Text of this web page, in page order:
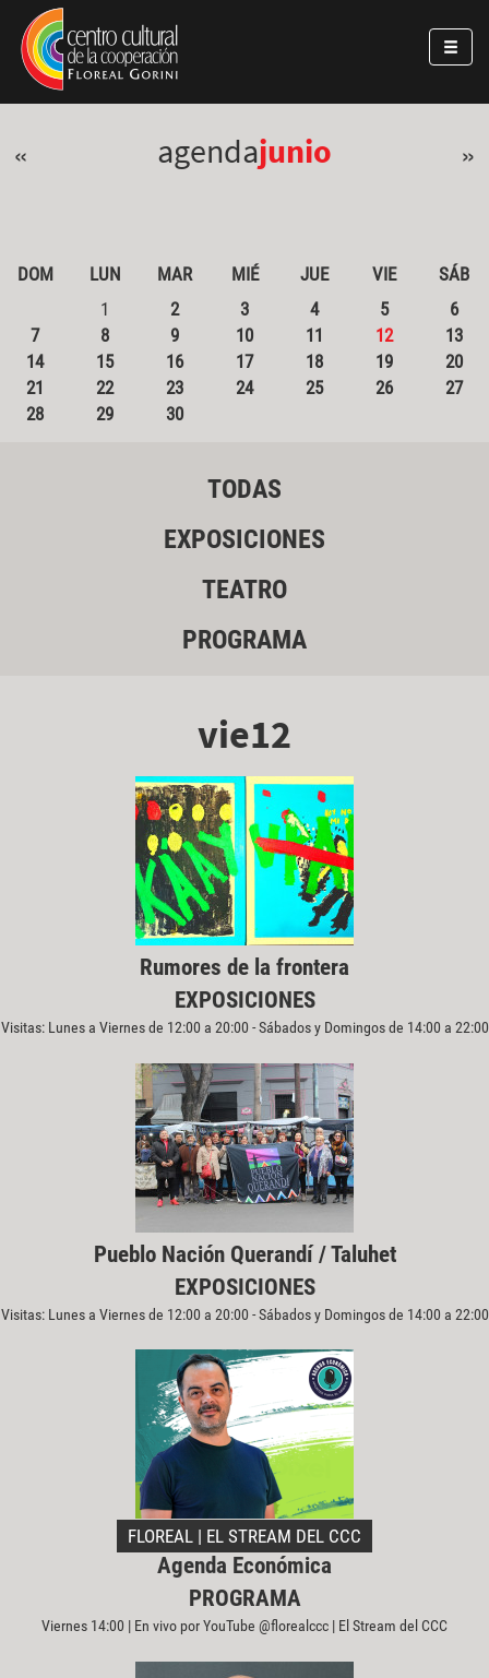
Pasar al contenido principal
Jump to main content
« agendajunio »
DOM LUN MAR MIÉ JUE VIE
SÁB
1
2 3 4 5
6
7
8 9 10 11 12
13
14
15 16 17 18 19
20
21
22 23 24 25 26
27
28
29 30
TODAS
EXPOSICIONES
TEATRO
PROGRAMA
vie12
Rumores de la frontera
EXPOSICIONES
Visitas: Lunes a Viernes de 12:00 a 20:00 - Sábados y Domingos de 14:00 a 22:00
Pueblo Nación Querandí / Taluhet
EXPOSICIONES
Visitas: Lunes a Viernes de 12:00 a 20:00 - Sábados y Domingos de 14:00 a 22:00
FLOREAL | EL STREAM DEL CCC
Agenda Económica
PROGRAMA
Viernes 14:00 | En vivo por YouTube @florealccc | El Stream del CCC